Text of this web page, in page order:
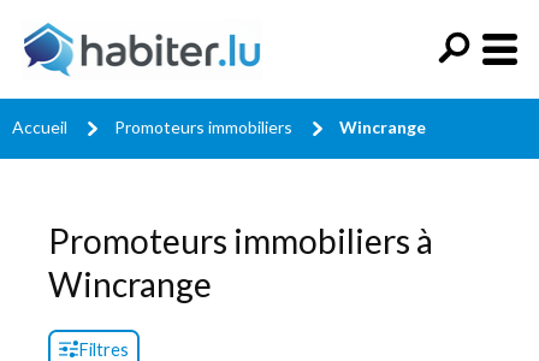
Accueil Promoteurs immobiliers Wincrange
Promoteurs immobiliers à
Wincrange
Filtres